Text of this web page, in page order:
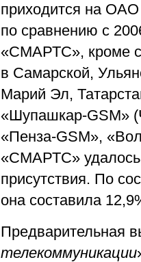
приходится на
по сравнению с
«СМАРТС», кроме
в Самарской,
Марий Эл,
«Шупашкар-GSM»
«Пенза-GSM»,
«СМАРТС» удалось
присутствия. По
она составила
Предварительная
телекоммуникации